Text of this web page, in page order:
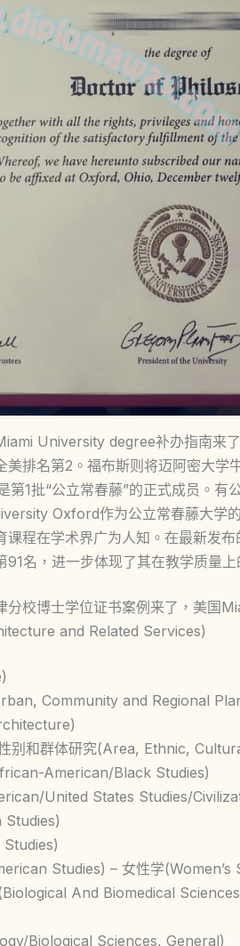
University degree补办指南来
美排名第2。福布斯则将迈阿密大学
第1批“公立常春藤”的正式成员。
Oxford作为公立常春藤大学
课程在学术界广为人知。在最新发
91名，进一步体现了其在教学质量上
分校博士学位证书案例来了，美国
and Related Services)
Community and Regional
别和群体研究(Area, Ethnic,
American/Black Studies)
United States Studies/
Studies)
Studies)
Studies) – 女性学(Women’s
And Biomedical
Biological Sciences, General)